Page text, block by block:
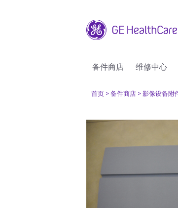
备件商店 维修中心
首页 > 备件商店 > 影像设备附